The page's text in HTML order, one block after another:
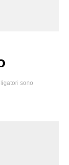
sono